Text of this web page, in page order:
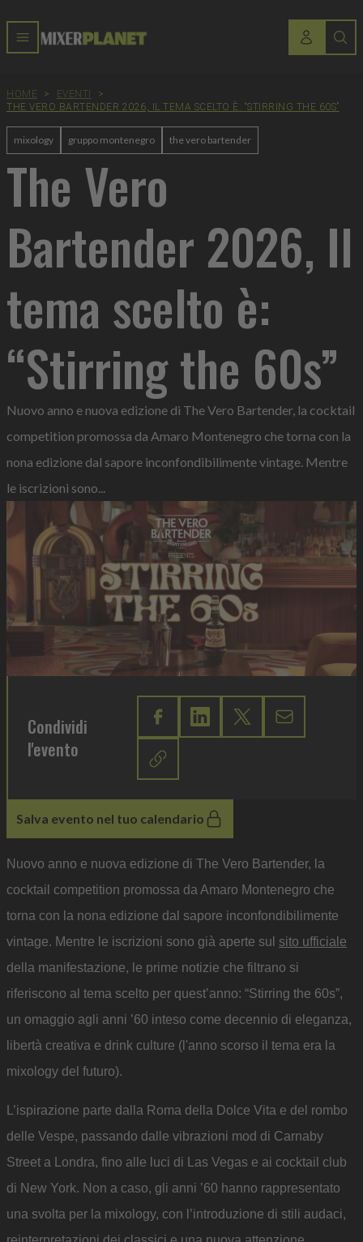
HOME > EVENTI
>
THE VERO BARTENDER 2026, IL TEMA SCELTO È: “STIRRING THE 60S”
mixology gruppo montenegro the vero bartender
The Vero
Bartender 2026, Il
tema scelto è:
“Stirring the 60s”
Nuovo anno e nuova edizione di The Vero Bartender, la cocktail
competition promossa da Amaro Montenegro che torna con la
nona edizione dal sapore inconfondibilimente vintage. Mentre
le iscrizioni sono...
Condividi
l'evento
Salva evento nel tuo calendario
Nuovo anno e nuova edizione di The Vero Bartender, la
cocktail competition promossa da Amaro Montenegro che
torna con la nona edizione dal sapore inconfondibilimente
vintage. Mentre le iscrizioni sono già aperte sul sito ufficiale
della manifestazione, le prime notizie che filtrano si
riferiscono al tema scelto per quest’anno: “Stirring the 60s”,
un omaggio agli anni ’60 inteso come decennio di eleganza,
libertà creativa e drink culture (l'anno scorso il tema era la
mixology del futuro).
L’ispirazione parte dalla Roma della Dolce Vita e del rombo
delle Vespe, passando dalle vibrazioni mod di Carnaby
Street a Londra, fino alle luci di Las Vegas e ai cocktail club
di New York. Non a caso, gli anni ’60 hanno rappresentato
una svolta per la mixology, con l’introduzione di stili audaci,